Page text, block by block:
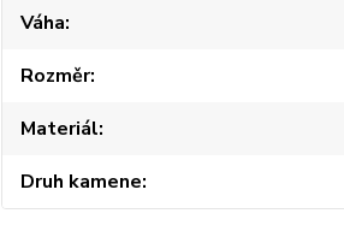
Váha
Rozměr
Materiál
Druh kamene